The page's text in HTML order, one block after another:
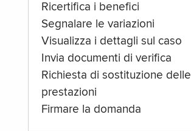
Ricertifica i benefici
Segnalare le variazioni
Visualizza i dettagli sul caso
Invia documenti di verifica
Richiesta di sostituzione delle
prestazioni
Firmare la domanda